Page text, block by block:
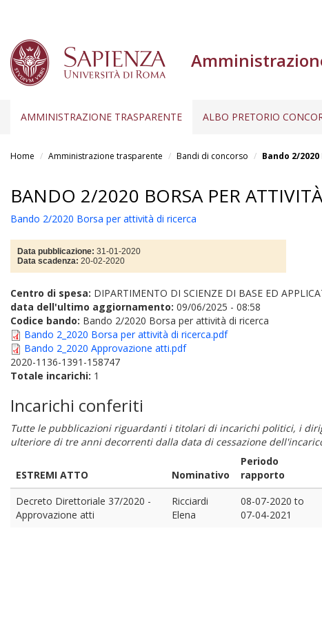
AMMINISTRAZIONE TRASPARENTE ALBO PRETORIO
Home Amministrazione trasparente Bandi di concorso Bando 2/
BANDO 2/2020 BORSA PER
Bando 2/2020 Borsa per attività di ricerca
Data pubblicazione: 31-01-2020
Data scadenza: 20-02-2020
Centro di spesa: DIPARTIMENTO DI SCIENZE DI BASE ED
data dell'ultimo aggiornamento: 09/06/2025 - 08:58
Codice bando: Bando 2/2020 Borsa per attività di ricerca
Bando 2_2020 Borsa per attività di ricerca.pdf
Bando 2_2020 Approvazione atti.pdf
2020-1136-1391-158747
Totale incarichi: 1
Incarichi conferiti
Tutte le pubblicazioni riguardanti i titolari di incarichi politici, i
ulteriore di tre anni decorrenti dalla data di cessazione
ESTREMI ATTO Nominativo
Periodo
rapporto
Decreto Direttoriale 37/2020 -
Approvazione atti
Ricciardi
Elena
08-07-2020 to
07-04-2021